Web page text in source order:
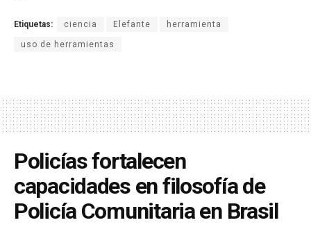
Etiquetas: ciencia Elefante herramienta
uso de herramientas
Policías fortalecen
capacidades en filosofía de
Policía Comunitaria en Brasil